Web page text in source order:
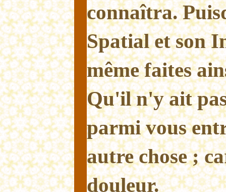
connaîtra.
Spatial et son
même faites
Qu'il n'y ait
parmi vous
autre chose ;
douleur.